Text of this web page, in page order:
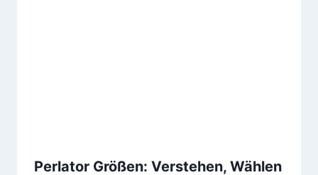
Perlator Größen: Verstehen, Wählen